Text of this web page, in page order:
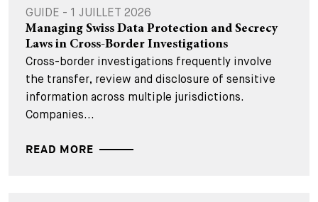
GUIDE - 1 JUILLET 2026
Managing Swiss Data Protection and Secrecy
Laws in Cross-Border Investigations
Cross-border investigations frequently involve
the transfer, review and disclosure of sensitive
information across multiple jurisdictions.
Companies...
READ MORE